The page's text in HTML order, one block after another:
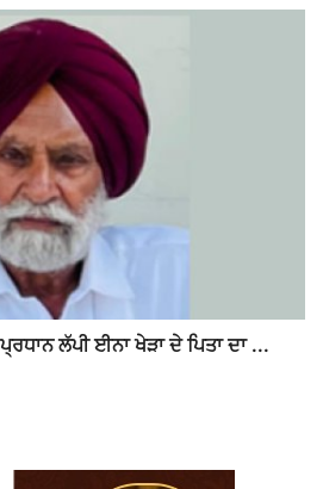
ਲੱਪੀ ਈਨਾ ਖੇੜਾ ਦੇ ਪਿਤਾ ਦਾ ...